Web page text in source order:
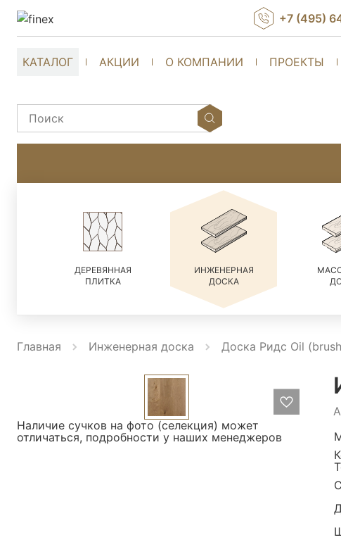
КАТАЛОГ АКЦИИ О КОМПАНИИ ПРОЕКТЫ
+7 (495)
ДЕРЕВЯННАЯ
ПЛИТКА
ИНЖЕНЕРНАЯ
ДОСКА
Главная Инженерная доска Доска Ридс Oil
Наличие сучков на фото (селекция) может
отличаться, подробности у наших менеджеров